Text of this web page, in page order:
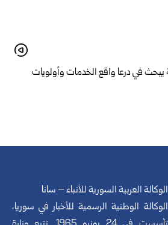
يبحث في درعا واقع الخدمات وأولويات
الوكالة العربية السورية للأنباء – سانا
الوكالة الوطنية الرسمية للأخبار في سوريا،